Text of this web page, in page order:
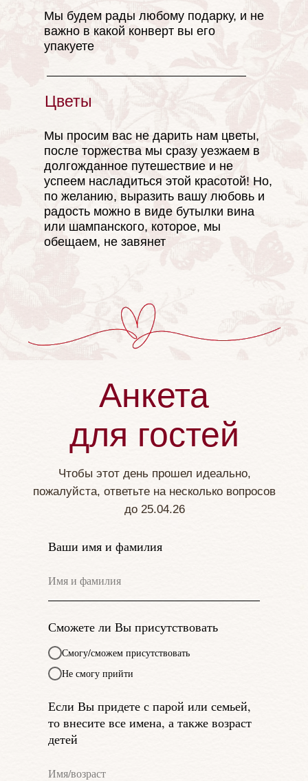
LOVE
Мы просим вас не дарить нам цветы,
после торжества мы сразу уезжаем в
долгожданное путешествие и не
успеем насладиться этой красотой! Но,
по желанию, выразить вашу любовь и
радость можно в виде бутылки вина
или шампанского, которое, мы
обещаем, не завянет
Мы будем рады любому подарку, и не
важно в какой конверт вы его
упакуете
Цветы
Анкета
для гостей
Чтобы этот день прошел идеально,
пожалуйста, ответьте на несколько вопросов
до 25.04.26
Ваши имя и фамилия
Сможете ли Вы присутствовать
Смогу/сможем присутствовать
Не смогу прийти
Если Вы придете с парой или семьей,
то внесите все имена, а также возраст
детей